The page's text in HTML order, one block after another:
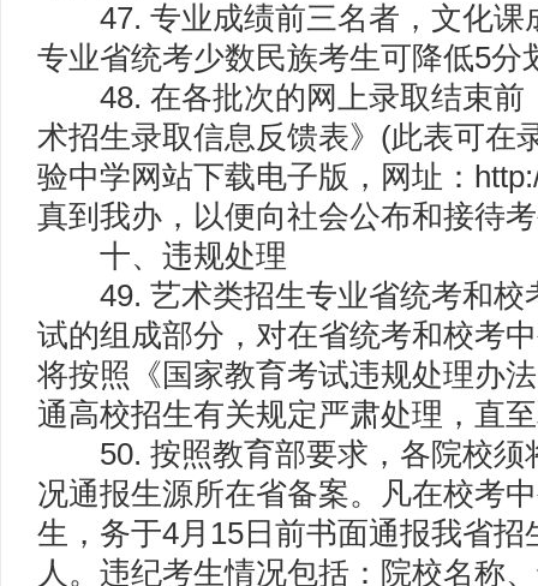
47. 专业成绩前三名者，文化课
专业省统考少数民族考生可降低5分
48. 在各批次的网上录取结束前
术招生录取信息反馈表》(此表可在
验中学网站下载电子版，网址：
真到我办，以便向社会公布和接待
十、违规处理
49. 艺术类招生专业省统考和校
试的组成部分，对在省统考和校考
将按照《国家教育考试违规处理办
通高校招生有关规定严肃处理，直
50. 按照教育部要求，各院校须
况通报生源所在省备案。凡在校考
生，务于4月15日前书面通报我省招
人。违纪考生情况包括：院校名称